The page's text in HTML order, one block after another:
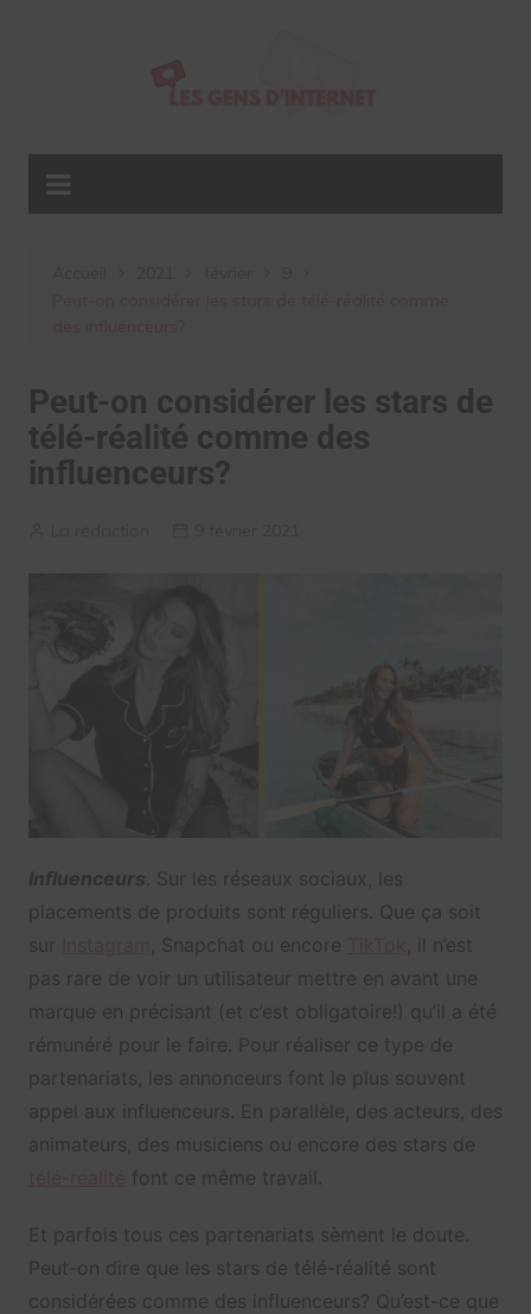
Peut-on considérer les stars de
télé-réalité comme des
influenceurs?
Influenceurs . Sur les réseaux sociaux, les
placements de produits sont réguliers. Que ça soit
sur
, Snapchat ou encore
, il n’est
pas rare de voir un utilisateur mettre en avant une
marque en précisant (et c’est obligatoire!) qu’il a été
rémunéré pour le faire. Pour réaliser ce type de
partenariats, les annonceurs font le plus souvent
appel aux influenceurs. En parallèle, des acteurs, des
animateurs, des musiciens ou encore des stars de
font ce même travail.
Et parfois tous ces partenariats sèment le doute.
Peut-on dire que les stars de télé-réalité sont
considérées comme des influenceurs? Qu’est-ce que